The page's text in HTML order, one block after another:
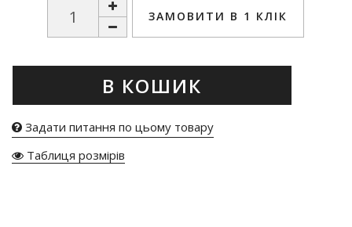
ЗАМОВИТИ В 1 КЛІК
В КОШИК
Задати питання по цьому товару
Таблиця розмірів